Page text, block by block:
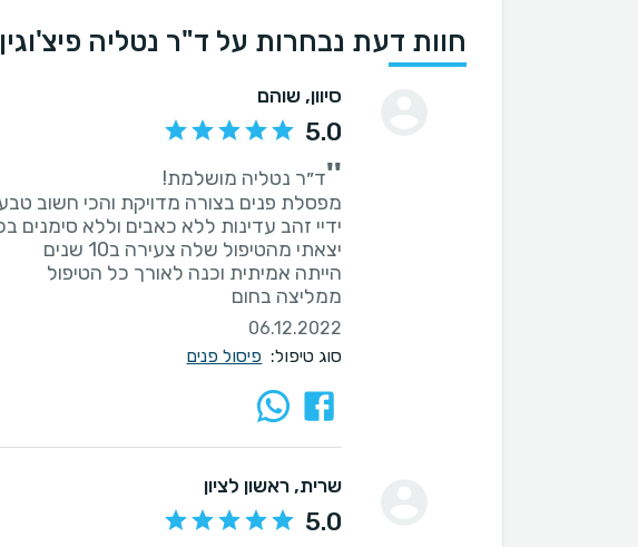
חוות דעת נבחרות על ד"ר נטליה פיצ'וגין
סיוון, שוהם
5.0
''
ממליצה בחום
06.12.2022
סוג טיפול: פיסול פנים
שרית, ראשון לציון
5.0